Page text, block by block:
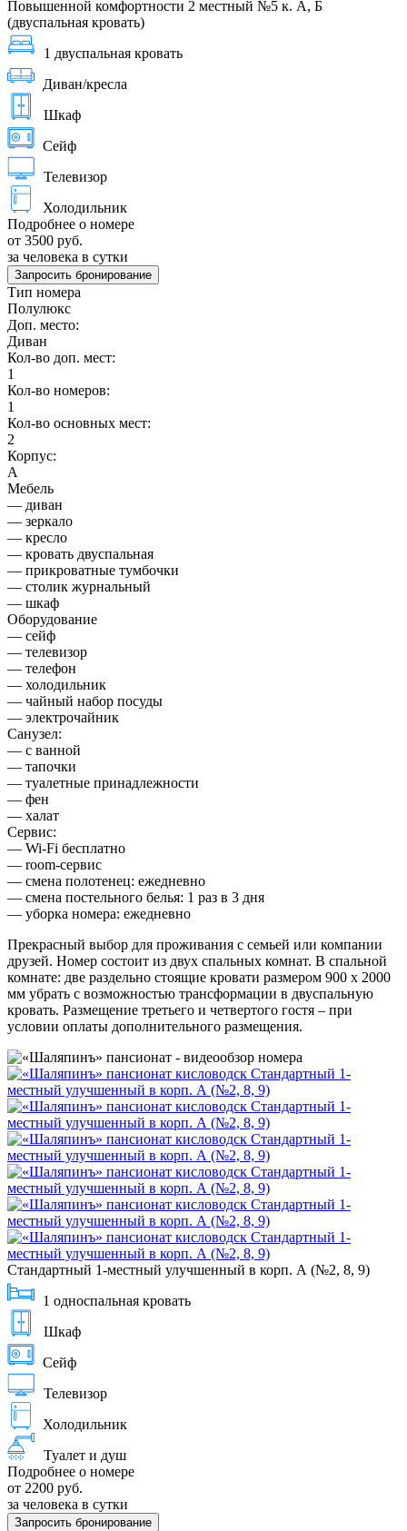
Повышенной комфортности 2 местный №5 к. А, Б
(двуспальная кровать)
1 двуспальная кровать
Диван/кресла
Шкаф
Сейф
Телевизор
Холодильник
Подробнее о номере
от 3500 руб.
за человека в сутки
Запросить бронирование
Тип номера
Полулюкс
Доп. место:
Диван
Кол-во доп. мест:
1
Кол-во номеров:
1
Кол-во основных мест:
2
Корпус:
А
Мебель
— диван
— зеркало
— кресло
— кровать двуспальная
— прикроватные тумбочки
— столик журнальный
— шкаф
Оборудование
— сейф
— телевизор
— телефон
— холодильник
— чайный набор посуды
— электрочайник
Санузел:
— с ванной
— тапочки
— туалетные принадлежности
— фен
— халат
Сервис:
— Wi-Fi бесплатно
— room-сервис
— смена полотенец: ежедневно
— смена постельного белья: 1 раз в 3 дня
— уборка номера: ежедневно
Прекрасный выбор для проживания с семьей или компании
друзей. Номер состоит из двух спальных комнат. В спальной
комнате: две раздельно стоящие кровати размером 900 х 2000
мм убрать с возможностью трансформации в двуспальную
кровать. Размещение третьего и четвертого гостя – при
условии оплаты дополнительного размещения.
Стандартный 1-местный улучшенный в корп. А (№2, 8, 9)
1 односпальная кровать
Шкаф
Сейф
Телевизор
Холодильник
Туалет и душ
Подробнее о номере
от 2200 руб.
за человека в сутки
Запросить бронирование